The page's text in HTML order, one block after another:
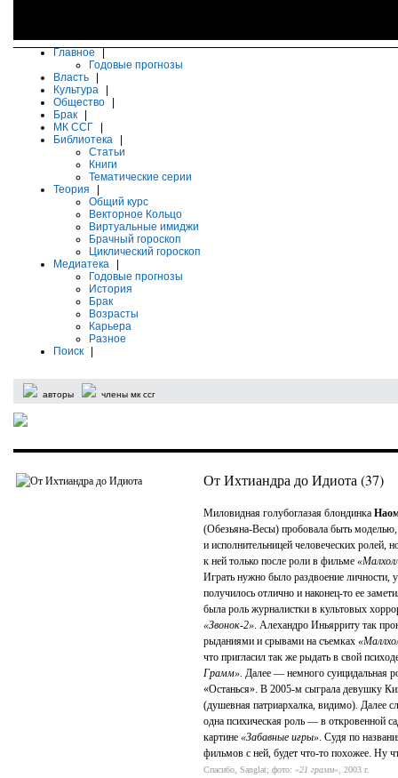
Главное
Годовые прогнозы
Власть
Культура
Общество
Брак
МК ССГ
Библиотека
Статьи
Книги
Тематические серии
Теория
Общий курс
Векторное Кольцо
Виртуальные имиджи
Брачный гороскоп
Циклический гороскоп
Медиатека
Годовые прогнозы
История
Брак
Возрасты
Карьера
Разное
Поиск
авторы члены мк ссг
От Ихтиандра до Идиота (37)
Миловидная голубоглазая блондинка
(Обезьяна-Весы) пробовала быть
и исполнительницей человеческих ролей,
к ней только после роли в фильме
Играть нужно было раздвоение личности,
получилось отлично и наконец-то ее
была роль журналистки в культовых
«Звонок-2». Алехандро Иньярриту так
рыданиями и срывами на съемках
что пригласил так же рыдать в свой
Грамм». Далее — немного суицидальная
«Останься». В 2005-м сыграла девушку
(душевная патриархалка, видимо). Далее
одна психическая роль — в откровенной
картине «Забавные игры». Судя по
фильмов с ней, будет что-то похожее. Ну
Спасибо, Sanglat; фото: «21 грамм» , 2003 г.